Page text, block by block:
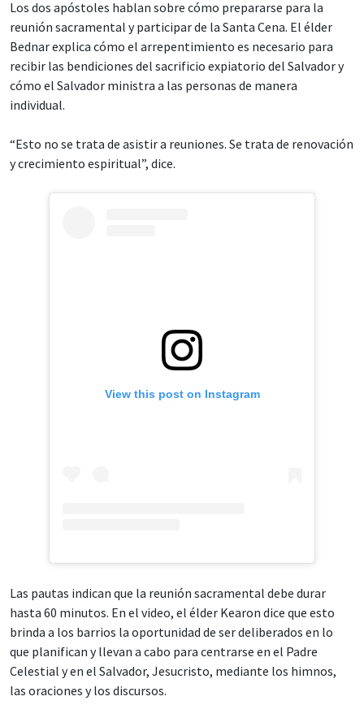
Los dos apóstoles hablan sobre cómo prepararse para la
reunión sacramental y participar de la Santa Cena. El élder
Bednar explica cómo el arrepentimiento es necesario para
recibir las bendiciones del sacrificio expiatorio del Salvador y
cómo el Salvador ministra a las personas de manera
individual.
“Esto no se trata de asistir a reuniones. Se trata de renovación
y crecimiento espiritual”, dice.
View this post on Instagram
Las pautas indican que la reunión sacramental debe durar
hasta 60 minutos. En el video, el élder Kearon dice que esto
brinda a los barrios la oportunidad de ser deliberados en lo
que planifican y llevan a cabo para centrarse en el Padre
Celestial y en el Salvador, Jesucristo, mediante los himnos,
las oraciones y los discursos.